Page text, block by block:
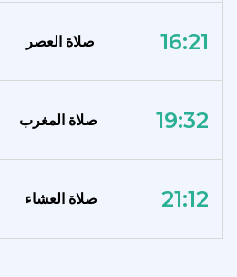
صلاة العصر 16:21
صلاة المغرب 19:32
صلاة العشاء 21:12